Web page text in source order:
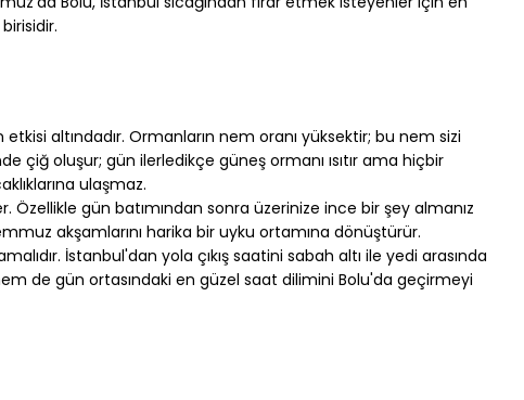
altındadır. Ormanların nem oranı yüksektir; bu nem sizi
çiğ oluşur; gün ilerledikçe güneş ormanı ısıtır ama hiçbir
ulaşmaz.
gün batımından sonra üzerinize ince bir şey almanız
akşamlarını harika bir uyku ortamına dönüştürür.
İstanbul'dan yola çıkış saatini sabah altı ile yedi arasında
de gün ortasındaki en güzel saat dilimini Bolu'da geçirmeyi